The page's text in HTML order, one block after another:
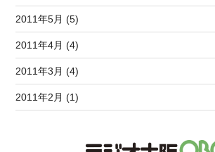
2011年5月 (5)
2011年4月 (4)
2011年3月 (4)
2011年2月 (1)